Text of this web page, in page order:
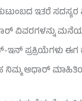
ಇತರೆ ಸದಸ್ಯರ
ವಿವರಗಳನ್ನು ಮನೆಯ
ಪ್ರಕ್ರಿಯೆಗಳು ಈಗ
ನಿಮ್ಮ ಆಧಾರ್